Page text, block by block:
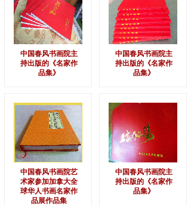
中国春风书画院主
持出版的《名家作
品集》
中国春风书画院主
持出版的《名家作
品集》
中国春风书画院艺
术家参加加拿大全
球华人书画名家作
品展作品集
中国春风书画院主
持出版的《名家作
品集》